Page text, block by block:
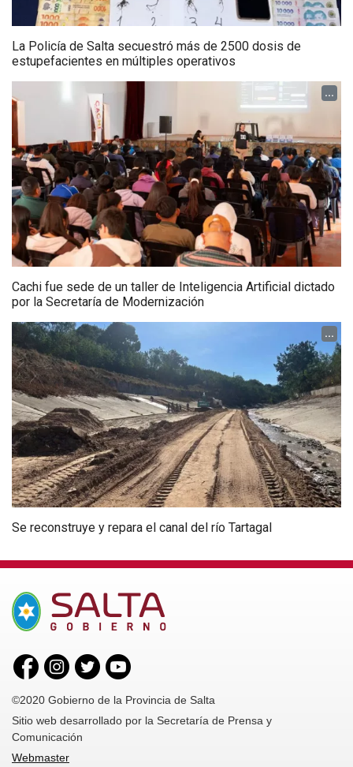
La Policía de Salta secuestró más de 2500 dosis de
estupefacientes en múltiples operativos
...
Cachi fue sede de un taller de Inteligencia Artificial dictado
por la Secretaría de Modernización
...
Se reconstruye y repara el canal del río Tartagal
©2020 Gobierno de la Provincia de Salta
Sitio web desarrollado por la Secretaría de Prensa y
Comunicación
Webmaster